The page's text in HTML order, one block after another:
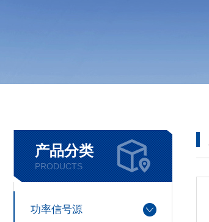
产品分类
PRODUCTS
功率信号源